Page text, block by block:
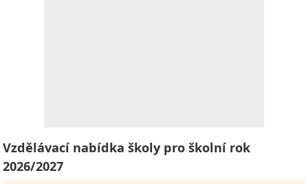
Vzdělávací nabídka školy pro školní rok
2026/2027